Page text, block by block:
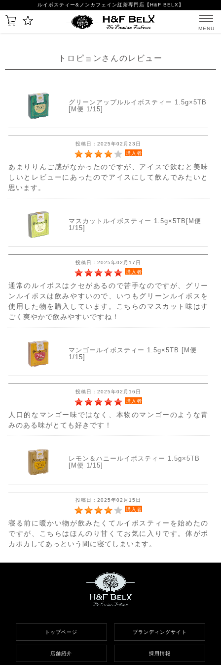
ルイボスティー&ノンカフェイン紅茶専門店【H&F BELX】
MENU
トロピョンさんのレビュー
グリーンアップルルイボスティー 1.5g×5TB
[M便 1/15]
投稿日：2025年02月23日
購入者
あまりりんご感がなかったのですが、アイスで飲むと美味
しいとレビューにあったのでアイスにして飲んでみたいと
思います。
マスカットルイボスティー 1.5g×5TB[M便
1/15]
投稿日：2025年02月17日
購入者
通常のルイボスはクセがあるので苦手なのですが、グリー
ンルイボスは飲みやすいので、いつもグリーンルイボスを
使用した物を購入しています。こちらのマスカット味はす
ごく爽やかで飲みやすいですね！
マンゴールイボスティー 1.5g×5TB [M便
1/15]
投稿日：2025年02月16日
購入者
人口的なマンゴー味ではなく、本物のマンゴーのような青
みのある味がとても好きです！
レモン＆ハニールイボスティー 1.5g×5TB
[M便 1/15]
投稿日：2025年02月15日
購入者
寝る前に暖かい物が飲みたくてルイボスティーを始めたの
ですが、こちらはほんのり甘くてお気に入りです。体がポ
カポカしてあっという間に寝てしまいます。
トップページ ブランディングサイト
店舗紹介 採用情報